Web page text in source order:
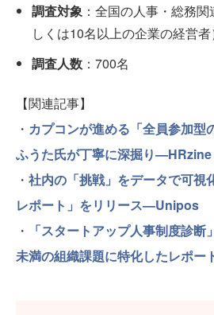
調査対象 ：全国の人事・総務
しくは10名以上の企業の経営者
調査人数 ：700名
【関連記事】
・ カプコンが進める「全員参加型
ふうた氏が丁寧に深掘り
・ 社内の「挑戦」をデータで可
レポート」をリリース—Unipos
・
「スタートアップ人事制度診
未満の組織課題に特化したレポ